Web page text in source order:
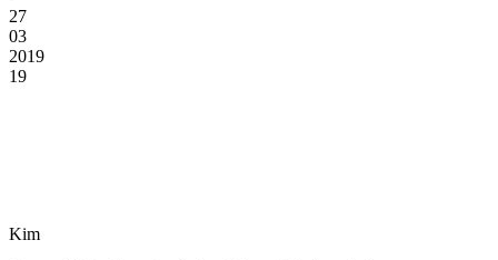
27
03
2019
19
Kim